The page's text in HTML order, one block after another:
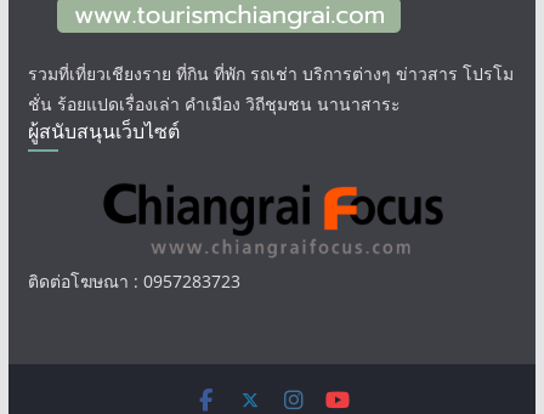
รวมที่เที่ยวเชียงราย ที่กิน ที่พัก รถเช่า บริการต่างๆ ข่าวสาร โปรโม
ชั่น ร้อยแปดเรื่องเล่า คำเมือง วิถีชุมชน นานาสาระ
ผู้สนับสนุนเว็บไซต์
ติดต่อโฆษณา : 0957283723